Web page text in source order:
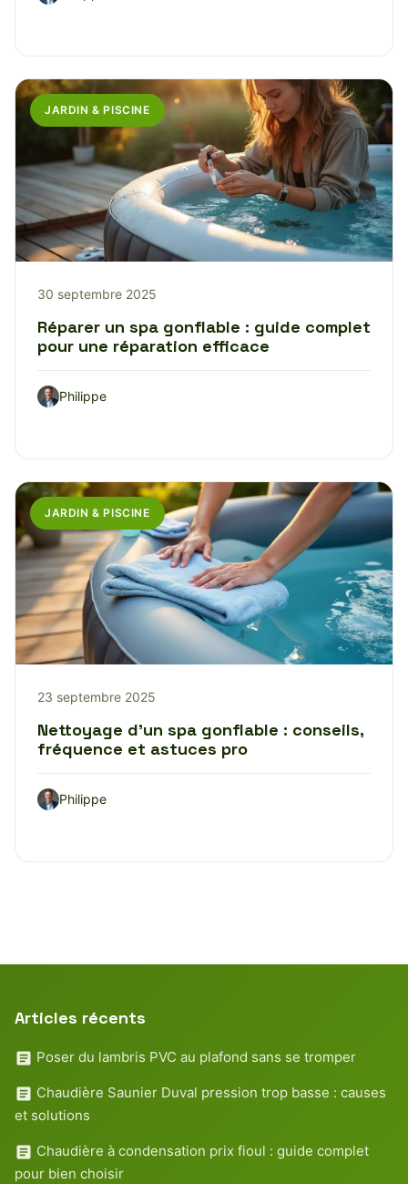
JARDIN & PISCINE
30 septembre 2025
Réparer un spa gonflable : guide complet
pour une réparation efficace
Philippe
JARDIN & PISCINE
23 septembre 2025
Nettoyage d’un spa gonflable : conseils,
fréquence et astuces pro
Philippe
Articles récents
Poser du lambris PVC au plafond sans se tromper
Chaudière Saunier Duval pression trop basse : causes
et solutions
Chaudière à condensation prix fioul : guide complet
pour bien choisir